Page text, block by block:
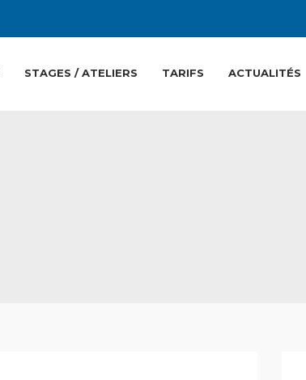
STAGES / ATELIERS TARIFS ACTUALITÉS